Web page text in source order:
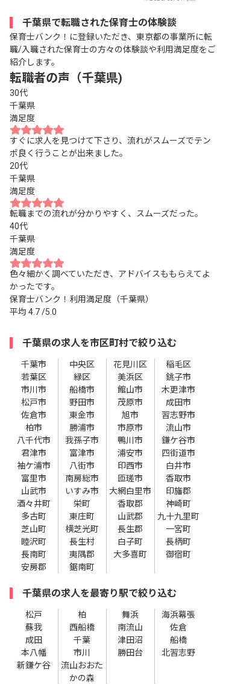
千葉県で転職された保育士の体験談
保育士バンク！に登録いただき、東京都の事業所に転
職/入職された保育士の方々の体験談や利用満足度をご
紹介します。
転職者の声（千葉県)
30代
千葉県
満足度
すぐに求人を見つけて下さり、流れがスムーズでテン
ポ良く行うことが出来ました。
20代
千葉県
満足度
転職までの流れが分かりやすく、スムーズだった。
40代
千葉県
満足度
色々細かく調べていただき、アドバイスももらえてよ
かったです。
保育士バンク！利用満足度（千葉県）
平均 4.7/5.0
千葉県の求人を市区町村で絞り込む
千葉市 中央区 花見川区
稲毛区
若葉区
緑区 美浜区
銚子市
市川市
船橋市 館山市
木更津市
松戸市
野田市 茂原市
成田市
佐倉市
東金市 旭市
習志野市
柏市
勝浦市 市原市
流山市
八千代市
我孫子市 鴨川市
鎌ケ谷市
君津市
富津市 浦安市
四街道市
袖ケ浦市
八街市 印西市
白井市
富里市
南房総市 匝瑳市
香取市
山武市
いすみ市 大網白里市
印旛郡
酒々井町
栄町 香取郡
神崎町
多古町
東庄町 山武郡
九十九里町
芝山町
横芝光町 長生郡
一宮町
睦沢町
長生村 白子町
長柄町
長南町
夷隅郡 大多喜町
御宿町
安房郡
鋸南町
千葉県の求人を最寄り駅で絞り込む
松戸 柏 舞浜
海浜幕張
蘇我
西船橋 南流山
佐倉
成田
千葉 津田沼
船橋
本八幡
市川 勝田台
北習志野
新鎌ケ谷
流山おおた
かの森